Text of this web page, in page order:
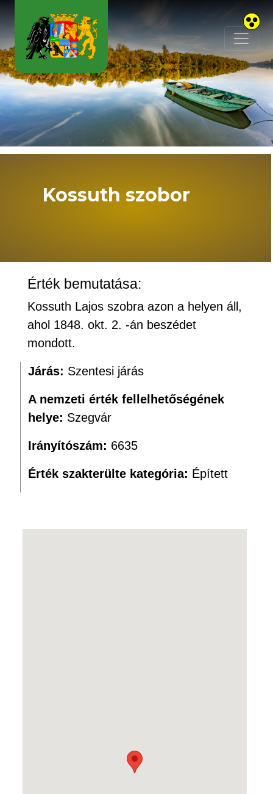
Kossuth szobor
Érték bemutatása:
Kossuth Lajos szobra azon a helyen áll,
ahol 1848. okt. 2. -án beszédet
mondott.
Járás: Szentesi járás
A nemzeti érték fellelhetőségének
helye: Szegvár
Irányítószám: 6635
Érték szakterülte kategória: Épített